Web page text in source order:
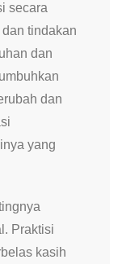
secara
tindakan
dan
dan
yang
Praktisi
kasih